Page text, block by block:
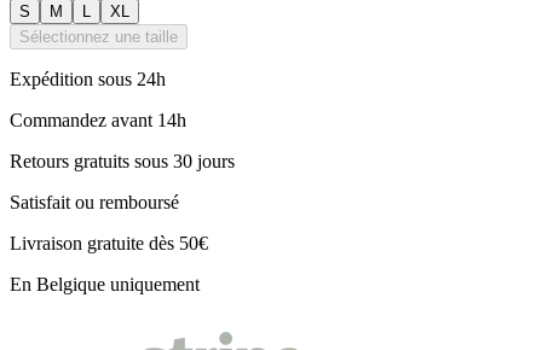
S M L
XL
Sélectionnez une taille
Expédition sous 24h
Commandez avant 14h
Retours gratuits sous 30 jours
Satisfait ou remboursé
Livraison gratuite dès 50€
En Belgique uniquement